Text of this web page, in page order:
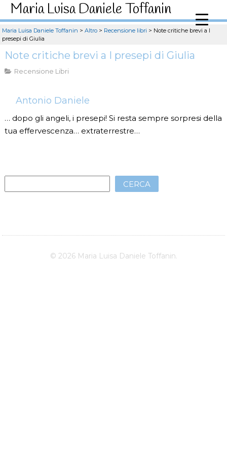
Maria Luisa Daniele Toffanin
Maria Luisa Daniele Toffanin > Altro > Recensione libri > Note critiche brevi a I
presepi di Giulia
Note critiche brevi a I presepi di Giulia
Recensione Libri
Antonio Daniele
… dopo gli angeli, i presepi! Si resta sempre sorpresi della
tua effervescenza… extraterrestre…
CERCA
© 2026 Maria Luisa Daniele Toffanin.